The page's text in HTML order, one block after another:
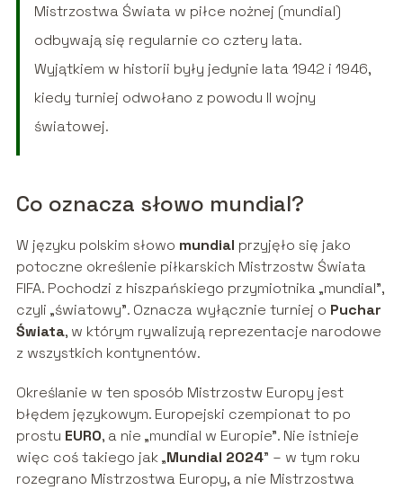
Mistrzostwa Świata w piłce nożnej (mundial)
odbywają się regularnie co cztery lata.
Wyjątkiem w historii były jedynie lata 1942 i 1946,
kiedy turniej odwołano z powodu II wojny
światowej.
Co oznacza słowo mundial?
W języku polskim słowo mundial przyjęło się jako
potoczne określenie piłkarskich Mistrzostw Świata
FIFA. Pochodzi z hiszpańskiego przymiotnika „mundial”,
czyli „światowy”. Oznacza wyłącznie turniej o Puchar
Świata, w którym rywalizują reprezentacje narodowe
z wszystkich kontynentów.
Określanie w ten sposób Mistrzostw Europy jest
błędem językowym. Europejski czempionat to po
prostu EURO, a nie „mundial w Europie”. Nie istnieje
więc coś takiego jak „Mundial 2024” – w tym roku
rozegrano Mistrzostwa Europy, a nie Mistrzostwa